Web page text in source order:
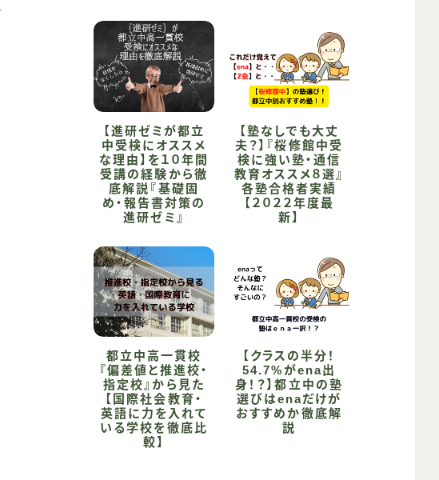
【進研ゼミが都立
中受検にオススメ
な理由】を１０年間
受講の経験から徹
底解説『基礎固
め・報告書対策の
進研ゼミ』
【塾なしでも大丈
夫？】『桜修館中受
検に強い塾・通信
教育オススメ８選』
各塾合格者実績
【２０２２年度最
新】
都立中高一貫校
『偏差値と推進校・
指定校』から見た
【国際社会教育・
英語に力を入れて
いる学校を徹底比
較】
【クラスの半分！
54.7%がena出
身！？】都立中の塾
選びはenaだけが
おすすめか徹底解
説